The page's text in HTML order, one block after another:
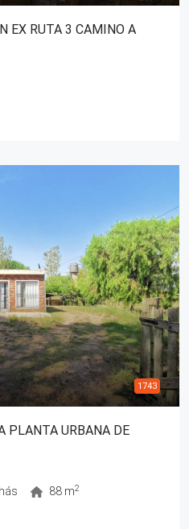
EX RUTA 3 CAMINO A
1743
PLANTA URBANA DE
88 m2